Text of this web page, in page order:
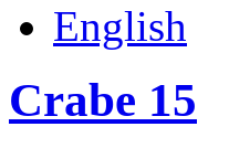
English
Crabe 15